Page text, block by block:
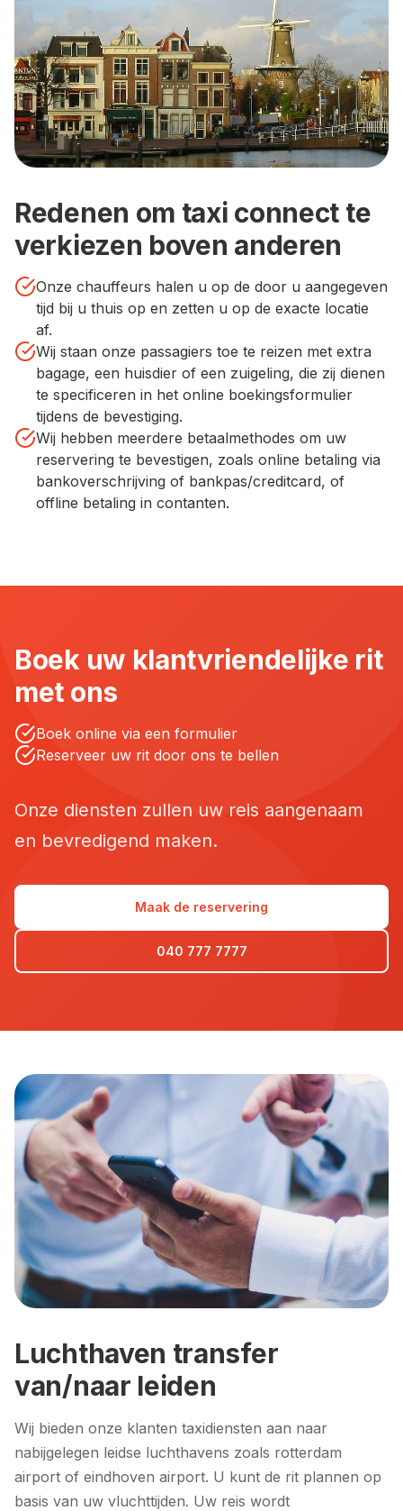
Redenen om taxi connect te
verkiezen boven anderen
Onze chauffeurs halen u op de door u aangegeven
tijd bij u thuis op en zetten u op de exacte locatie
af.
Wij staan onze passagiers toe te reizen met extra
bagage, een huisdier of een zuigeling, die zij dienen
te specificeren in het online boekingsformulier
tijdens de bevestiging.
Wij hebben meerdere betaalmethodes om uw
reservering te bevestigen, zoals online betaling via
bankoverschrijving of bankpas/creditcard, of
offline betaling in contanten.
Boek uw klantvriendelijke rit
met ons
Boek online via een formulier
Reserveer uw rit door ons te bellen
Onze diensten zullen uw reis aangenaam
en bevredigend maken.
Maak de reservering
040 777 7777
Luchthaven transfer
van/naar leiden
Wij bieden onze klanten taxidiensten aan naar
nabijgelegen leidse luchthavens zoals rotterdam
airport of eindhoven airport. U kunt de rit plannen op
basis van uw vluchttijden. Uw reis wordt